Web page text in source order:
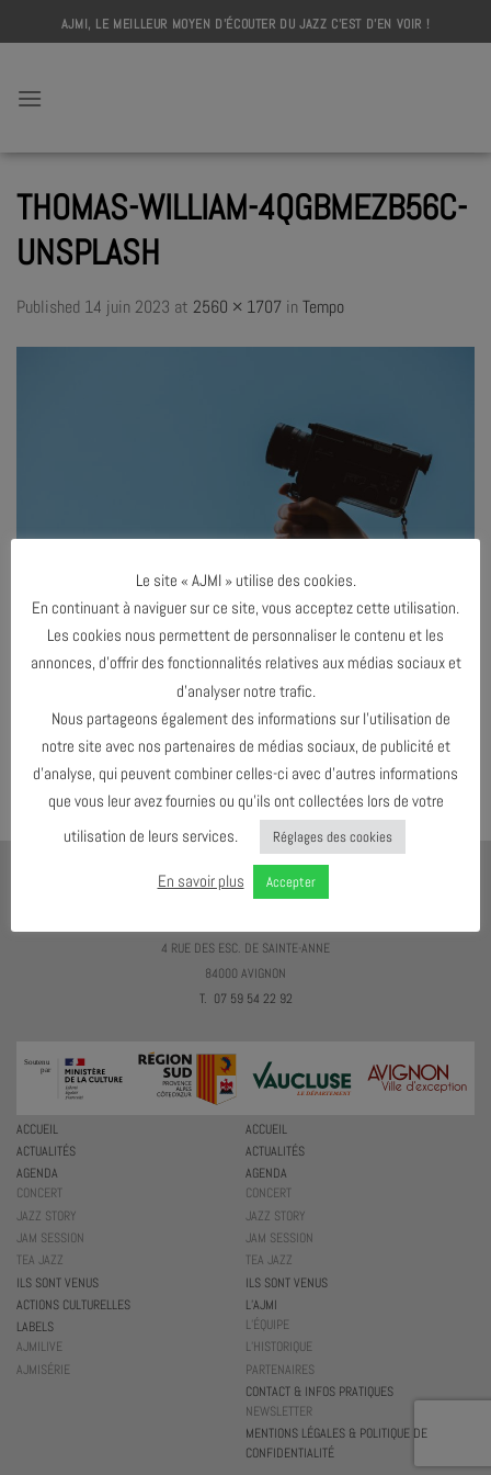
to
AJMI, LE MEILLEUR MOYEN D'ÉCOUTER DU JAZZ C'EST D'EN VOIR !
THOMAS-WILLIAM-4QGBMEZB56C-
UNSPLASH
Published 14 juin 2023 at 2560 × 1707 in Tempo
Both comments and trackbacks are currently closed.
Précédent
Suivant →
AJMI
4 RUE DES ESC. DE SAINTE-ANNE
84000 AVIGNON
T. 07 59 54 22 92
ACCUEIL
ACTUALITÉS
AGENDA
CONCERT
JAZZ STORY
JAM SESSION
TEA JAZZ
ILS SONT VENUS
ACCUEIL
ACTUALITÉS
AGENDA
CONCERT
JAZZ STORY
JAM SESSION
TEA JAZZ
ILS SONT VENUS
ACTIONS CULTURELLES
LABELS
AJMILIVE
AJMISÉRIE
L’AJMI
L’ÉQUIPE
L’HISTORIQUE
PARTENAIRES
CONTACT & INFOS PRATIQUES
NEWSLETTER
MENTIONS LÉGALES & POLITIQUE DE
CONFIDENTIALITÉ
Le site « AJMI » utilise des cookies.
En continuant à naviguer sur ce site, vous acceptez cette utilisation.
Les cookies nous permettent de personnaliser le contenu et les
annonces, d’offrir des fonctionnalités relatives aux médias sociaux et
d’analyser notre trafic.
Nous partageons également des informations sur l’utilisation de
notre site avec nos partenaires de médias sociaux, de publicité et
d’analyse, qui peuvent combiner celles-ci avec d’autres informations
que vous leur avez fournies ou qu’ils ont collectées lors de votre
utilisation de leurs services.
Réglages des cookies
En savoir plus Accepter